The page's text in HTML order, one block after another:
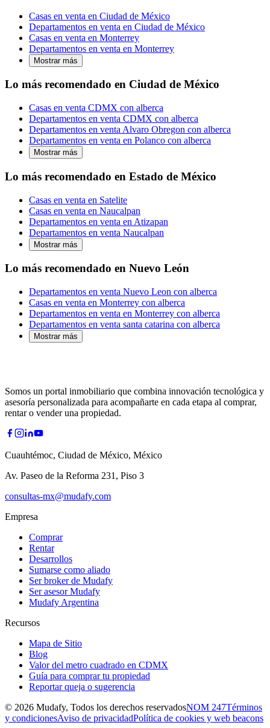
Casas en venta en Ciudad de México
Departamentos en venta en Ciudad de México
Casas en venta en Monterrey
Departamentos en venta en Monterrey
Mostrar más
Lo más recomendado en Ciudad de México
Casas en venta CDMX con alberca
Departamentos en venta CDMX con alberca
Departamentos en venta Alvaro Obregon con alberca
Departamentos en venta en Polanco con alberca
Mostrar más
Lo más recomendado en Estado de México
Casas en venta en Satelite
Casas en venta en Naucalpan
Departamentos en venta en Atizapan
Departamentos en venta Naucalpan
Mostrar más
Lo más recomendado en Nuevo León
Departamentos en venta Nuevo Leon con alberca
Casas en venta en Monterrey con alberca
Departamentos en venta en Monterrey con alberca
Departamentos en venta santa catarina con alberca
Mostrar más
Somos un portal inmobiliario que combina innovación tecnológica y
asesoría personalizada para acompañarte en cada etapa al comprar,
rentar o vender una propiedad.
Cuauhtémoc, Ciudad de México, México
Av. Paseo de la Reforma 231, Piso 3
consultas-mx@mudafy.com
Empresa
Comprar
Rentar
Desarrollos
Sumarse como aliado
Ser broker de Mudafy
Ser asesor Mudafy
Mudafy Argentina
Recursos
Mapa de Sitio
Blog
Valor del metro cuadrado en CDMX
Guía para comprar tu propiedad
Reportar queja o sugerencia
© 2026 Mudafy, Todos los derechos reservadosNOM 247Términos
y condicionesAviso de privacidadPolítica de cookies y web beacons